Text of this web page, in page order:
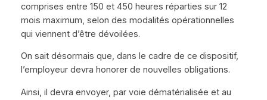
comprises entre 150 et 450 heures réparties sur 12
mois maximum, selon des modalités opérationnelles
qui viennent d’être dévoilées.
On sait désormais que, dans le cadre de ce dispositif,
l’employeur devra honorer de nouvelles obligations.
Ainsi, il devra envoyer, par voie dématérialisée et au